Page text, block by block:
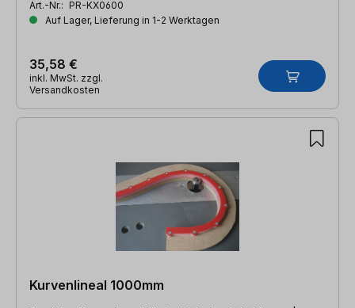
Art.-Nr.: PR-KX0600
Auf Lager, Lieferung in 1-2 Werktagen
35,58 €
inkl. MwSt. zzgl.
Versandkosten
Kurvenlineal 1000mm